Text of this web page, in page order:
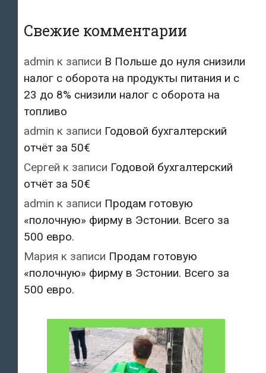
Свежие комментарии
admin к записи В Польше до нуля снизили
налог с оборота на продукты питания и с
23 до 8% снизили налог с оборота на
топливо
admin к записи Годовой бухгалтерский
отчёт за 50€
Сергей к записи Годовой бухгалтерский
отчёт за 50€
admin к записи Продам готовую
«полочную» фирму в Эстонии. Всего за
500 евро.
Мария к записи Продам готовую
«полочную» фирму в Эстонии. Всего за
500 евро.